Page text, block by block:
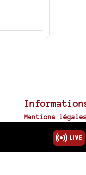
Mentions légales
Plan du site